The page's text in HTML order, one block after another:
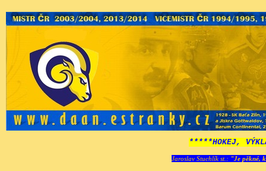
*****HOKEJ,
Jaroslav Stuchlík st.: "Je pěkné,